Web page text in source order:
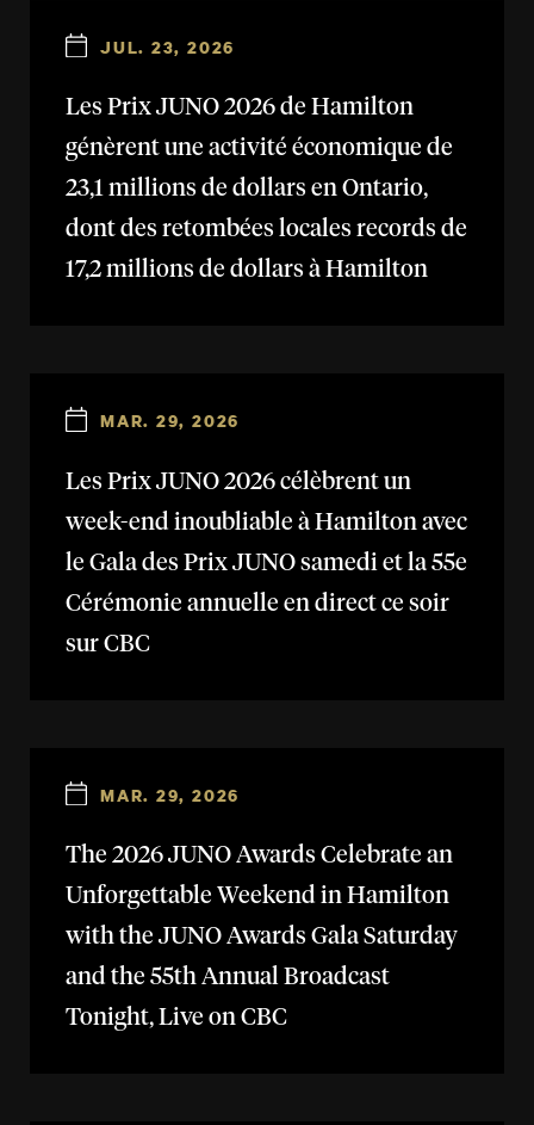
JUL. 23, 2026
Les Prix JUNO 2026 de Hamilton
génèrent une activité économique de
23,1 millions de dollars en Ontario,
dont des retombées locales records de
17,2 millions de dollars à Hamilton
MAR. 29, 2026
Les Prix JUNO 2026 célèbrent un
week-end inoubliable à Hamilton avec
le Gala des Prix JUNO samedi et la 55e
Cérémonie annuelle en direct ce soir
sur CBC
MAR. 29, 2026
The 2026 JUNO Awards Celebrate an
Unforgettable Weekend in Hamilton
with the JUNO Awards Gala Saturday
and the 55th Annual Broadcast
Tonight, Live on CBC